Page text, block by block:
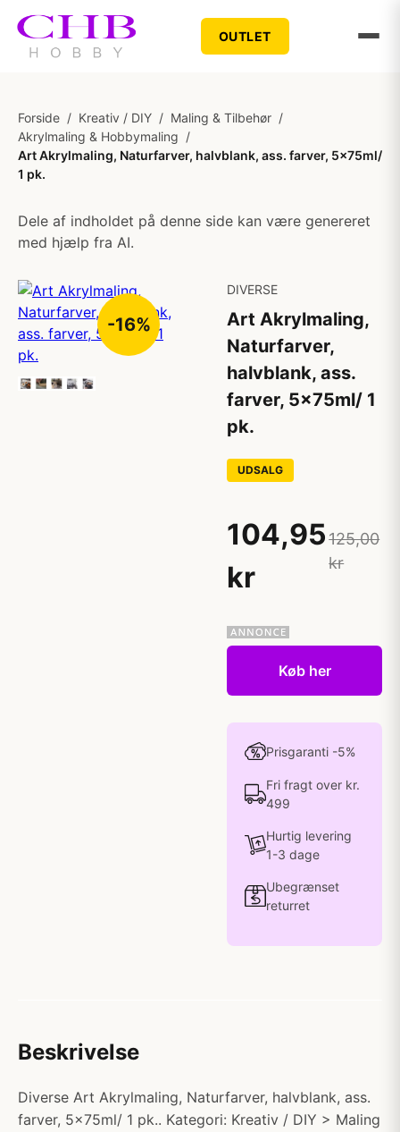
OUTLET
Forside / Kreativ / DIY / Maling & Tilbehør /
Akrylmaling & Hobbymaling /
Art Akrylmaling, Naturfarver, halvblank, ass. farver, 5x75ml/
1 pk.
Dele af indholdet på denne side kan være genereret
med hjælp fra AI.
-16%
DIVERSE
Art Akrylmaling,
Naturfarver,
halvblank, ass.
farver, 5x75ml/ 1
pk.
UDSALG
104,95
kr
125,00
kr
Køb her
Prisgaranti -5%
Fri fragt over kr.
499
Hurtig levering
1-3 dage
Ubegrænset
returret
Beskrivelse
Diverse Art Akrylmaling, Naturfarver, halvblank, ass.
farver, 5x75ml/ 1 pk.. Kategori: Kreativ / DIY > Maling